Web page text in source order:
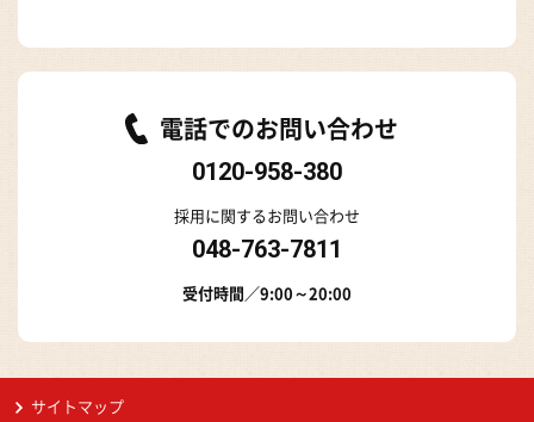
電話でのお問い合わせ
0120-958-380
採用に関するお問い合わせ
048-763-7811
受付時間／9:00～20:00
サイトマップ